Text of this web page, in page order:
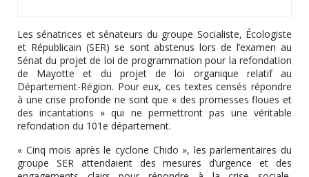
Les sénatrices et sénateurs du groupe Socialiste, Écologiste
et Républicain (SER) se sont abstenus lors de l’examen au
Sénat du projet de loi de programmation pour la refondation
de Mayotte et du projet de loi organique relatif au
Département-Région. Pour eux, ces textes censés répondre
à une crise profonde ne sont que « des promesses floues et
des incantations » qui ne permettront pas une véritable
refondation du 101e département.
« Cinq mois après le cyclone Chido », les parlementaires du
groupe SER attendaient des mesures d’urgence et des